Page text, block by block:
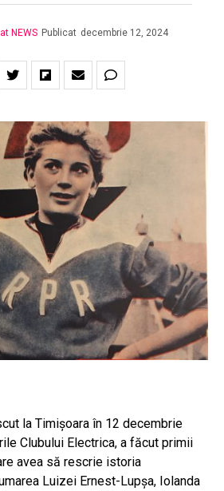
NEWS Publicat decembrie 12, 2024
la Timișoara în 12 decembrie
Clubului Electrica, a făcut primii
avea să rescrie istoria
Luizei Ernest-Lupșa, Iolanda